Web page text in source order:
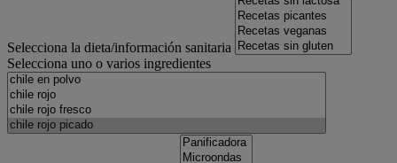
Selecciona la dieta/información sanitaria
Selecciona uno o varios ingredientes